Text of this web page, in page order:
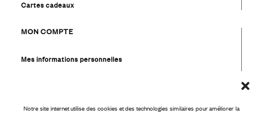
Notre site internet utilise des cookies et des technologies similaires pour améliorer la
Cartes cadeaux
MON COMPTE
Mes informations personnelles
Mon solde cadeaux